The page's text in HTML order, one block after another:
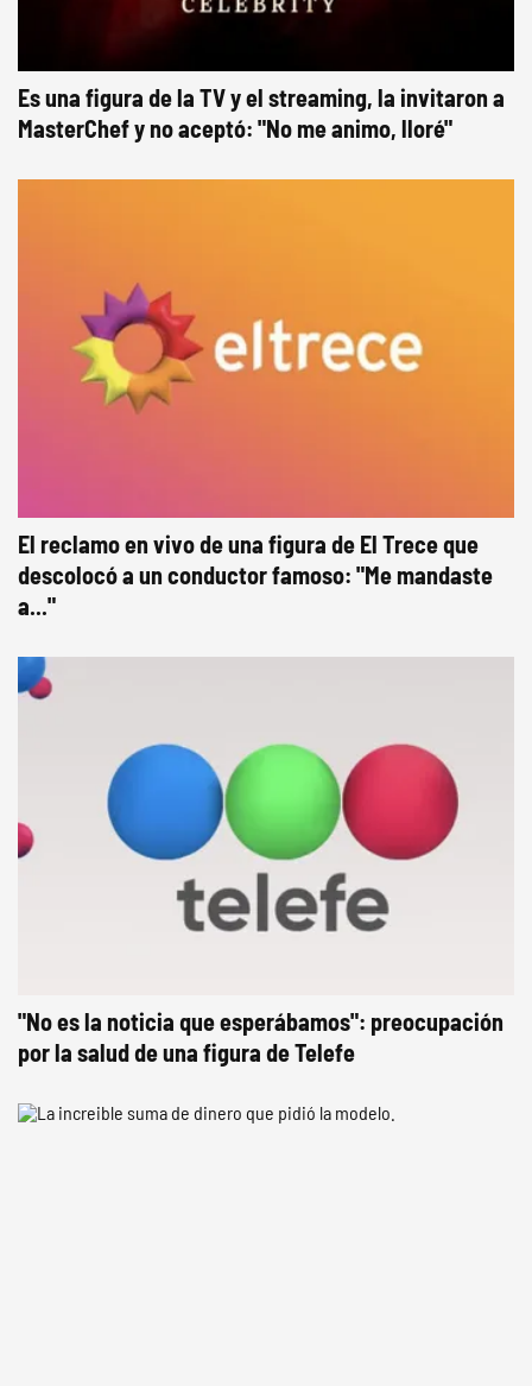
Es una figura de la TV y el streaming, la invitaron a
MasterChef y no aceptó: "No me animo, lloré"
El reclamo en vivo de una figura de El Trece que
descolocó a un conductor famoso: "Me mandaste
a..."
"No es la noticia que esperábamos": preocupación
por la salud de una figura de Telefe